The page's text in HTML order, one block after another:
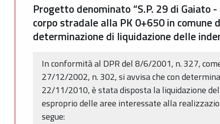
Progetto denominato “S.P. 29 di Gaiato
corpo stradale alla PK 0+650 in
determinazione di liquidazione delle
In conformità al DPR del 8/6/2001, n. 327,
27/12/2002, n. 302, si avvisa che con
22/11/2010, è stata disposta la liquidazione
esproprio delle aree interessate alla
segue: